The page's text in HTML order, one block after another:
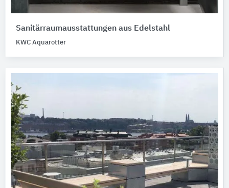
Sanitärraumausstattungen aus Edelstahl
KWC Aquarotter